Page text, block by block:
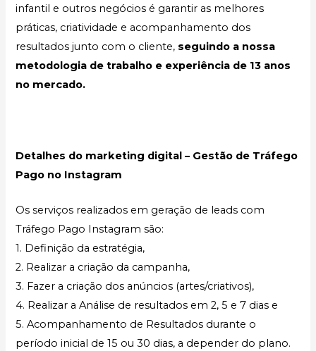
infantil e outros negócios é garantir as melhores
práticas, criatividade e acompanhamento dos
resultados junto com o cliente, seguindo a nossa
metodologia de trabalho e experiência de 13 anos
no mercado.
Detalhes do marketing digital – Gestão de Tráfego
Pago no Instagram
Os serviços realizados em geração de leads com
Tráfego Pago Instagram são:
1. Definição da estratégia,
2. Realizar a criação da campanha,
3. Fazer a criação dos anúncios (artes/criativos),
4. Realizar a Análise de resultados em 2, 5 e 7 dias e
5. Acompanhamento de Resultados durante o
período inicial de 15 ou 30 dias, a depender do plano.